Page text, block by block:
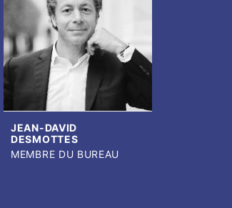
JEAN-DAVID
DESMOTTES
MEMBRE DU BUREAU